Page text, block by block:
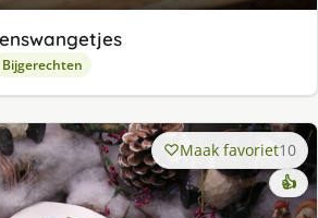
Bijgerechten
Maak favoriet10
👍